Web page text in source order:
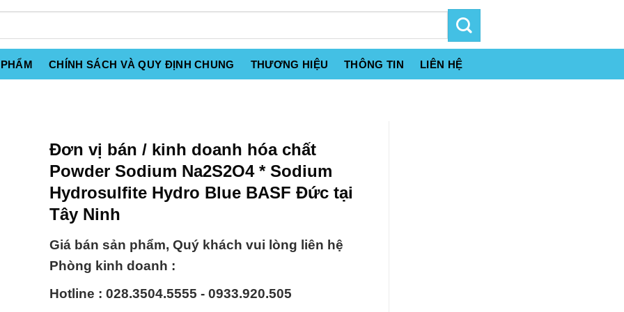
CHÍNH SÁCH VÀ QUY ĐỊNH CHUNG THƯƠNG HIỆU THÔNG TIN LIÊN HỆ
Đơn vị bán / kinh doanh hóa chất
Powder Sodium Na2S2O4 * Sodium
Hydrosulfite Hydro Blue BASF Đức tại
Tây Ninh
Giá bán sản phẩm, Quý khách vui lòng liên hệ
Phòng kinh doanh :
Hotline : 028.3504.5555 - 0933.920.505